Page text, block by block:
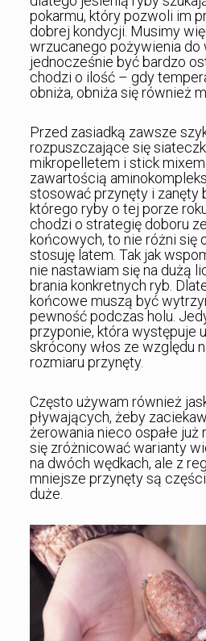
pokarmu, który pozwoli im
dobrej kondycji. Musimy
wrzucanego pożywienia do
jednocześnie być bardzo
chodzi o ilość – gdy
obniża, obniża się również
Przed zasiadką zawsze
rozpuszczające się
mikropelletem i stick
zawartością
stosować przynęty i zanęty
którego ryby o tej porze
chodzi o strategię doboru
końcowych, to nie różni się
stosuję latem. Tak jak
nie nastawiam się na dużą
brania konkretnych ryb.
końcowe muszą być
pewność podczas holu.
przyponie, która występuje
skrócony włos ze względu
rozmiaru przynęty.
Często używam również
pływających, żeby
żerowania nieco ospałe już
się zróżnicować warianty
na dwóch wędkach, ale z
mniejsze przynęty są
duże.